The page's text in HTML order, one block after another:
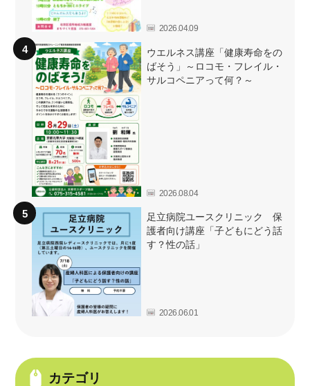
2026.04.09
ウエルネス講座「健康寿命をの
ばそう」～ロコモ・フレイル・
サルコペニアって何？～
2026.08.04
足立病院ユースクリニック 保
護者向け講座「子どもにどう話
す？性の話」
2026.06.01
カテゴリ